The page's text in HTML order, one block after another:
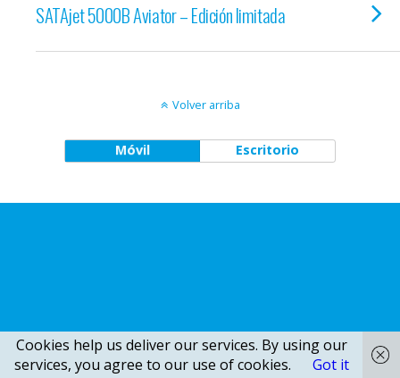
SATAjet 5000B Aviator – Edición limitada
Volver arriba
Móvil Escritorio
Cookies help us deliver our services. By using our
services, you agree to our use of cookies.
Got it